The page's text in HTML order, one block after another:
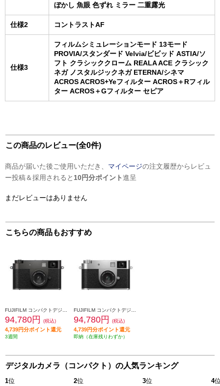
ぼかし 魚眼 色ずれ ミラー 二重露光
仕様2 コントラストAF
仕様3
フィルムシミュレーションモード 13モード
PROVIA/スタンダード Velvia/ビビッド ASTIA/ソ
フト クラシッククローム REALA ACE クラシック
ネガ ノスタルジックネガ ETERNA/シネマ
ACROS ACROS+Yeフィルター ACROS＋Rフィル
ター ACROS＋Gフィルター セピア
この商品のレビュー(全0件)
商品が届いた後ご使用いただき、 マイページの注文履歴からレビュ
ー投稿＆採用されると 10円分ポイント進呈
まだレビューはありません
こちらの商品もおすすめ
94,780円 (税込)
4,739円分ポイント還元
3週間
94,780円 (税込)
4,739円分ポイント還元
即納（在庫残りわずか）
デジタルカメラ（コンパクト）の人気ランキング
1位 2位 3位 4